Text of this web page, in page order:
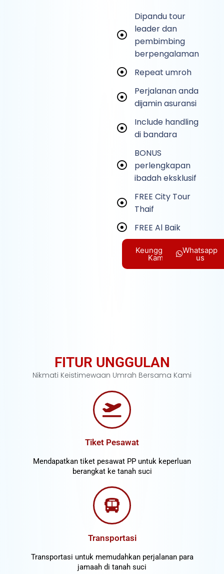
Dipandu tour
leader dan
pembimbing
berpengalaman
Repeat umroh
Perjalanan anda
dijamin asuransi
Include handling
di bandara
BONUS
perlengkapan
ibadah eksklusif
FREE City Tour
Thaif
FREE Al Baik
Keunggulan
Kami
Whatsapp
us
FITUR UNGGULAN
Nikmati Keistimewaan Umrah Bersama Kami
Tiket Pesawat
Mendapatkan tiket pesawat PP untuk keperluan
berangkat ke tanah suci
Transportasi
Transportasi untuk memudahkan perjalanan para
jamaah di tanah suci